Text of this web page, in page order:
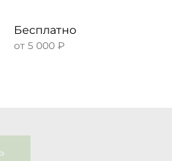
Бесплатно
от 5 000 ₽